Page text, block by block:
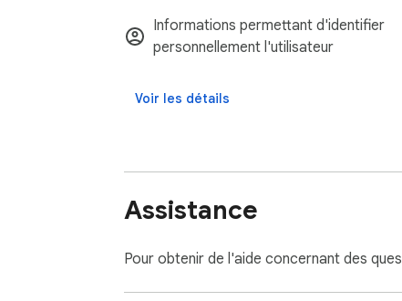
Informations permettant d'identifier
personnellement l'utilisateur
Voir les détails
Assistance
Pour obtenir de l'aide concernant des